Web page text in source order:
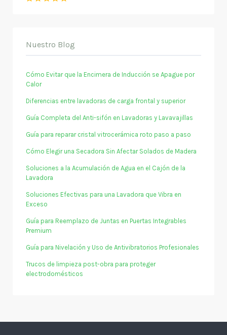
Nuestro Blog
Cómo Evitar que la Encimera de Inducción se Apague por
Calor
Diferencias entre lavadoras de carga frontal y superior
Guía Completa del Anti-sifón en Lavadoras y Lavavajillas
Guía para reparar cristal vitrocerámica roto paso a paso
Cómo Elegir una Secadora Sin Afectar Solados de Madera
Soluciones a la Acumulación de Agua en el Cajón de la
Lavadora
Soluciones Efectivas para una Lavadora que Vibra en
Exceso
Guía para Reemplazo de Juntas en Puertas Integrables
Premium
Guía para Nivelación y Uso de Antivibratorios Profesionales
Trucos de limpieza post-obra para proteger
electrodomésticos